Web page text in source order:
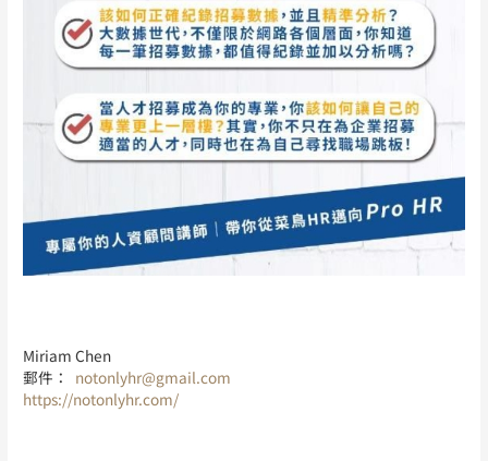
Miriam Chen
郵件： notonlyhr@gmail.com
https://notonlyhr.com/